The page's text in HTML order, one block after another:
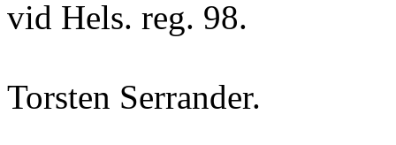
vid Hels. reg. 98.
Torsten Serrander.